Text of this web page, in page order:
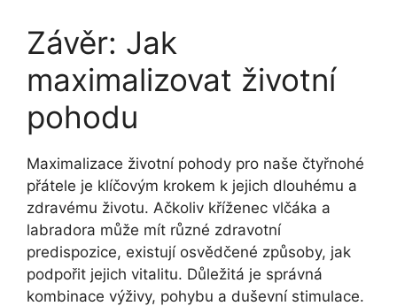
Závěr: Jak
maximalizovat životní
pohodu
Maximalizace životní pohody pro naše čtyřnohé
přátele je klíčovým krokem k jejich dlouhému a
zdravému životu. Ačkoliv kříženec vlčáka a
labradora může mít různé zdravotní
predispozice, existují osvědčené způsoby, jak
podpořit jejich vitalitu. Důležitá je správná
kombinace výživy, pohybu a duševní stimulace.